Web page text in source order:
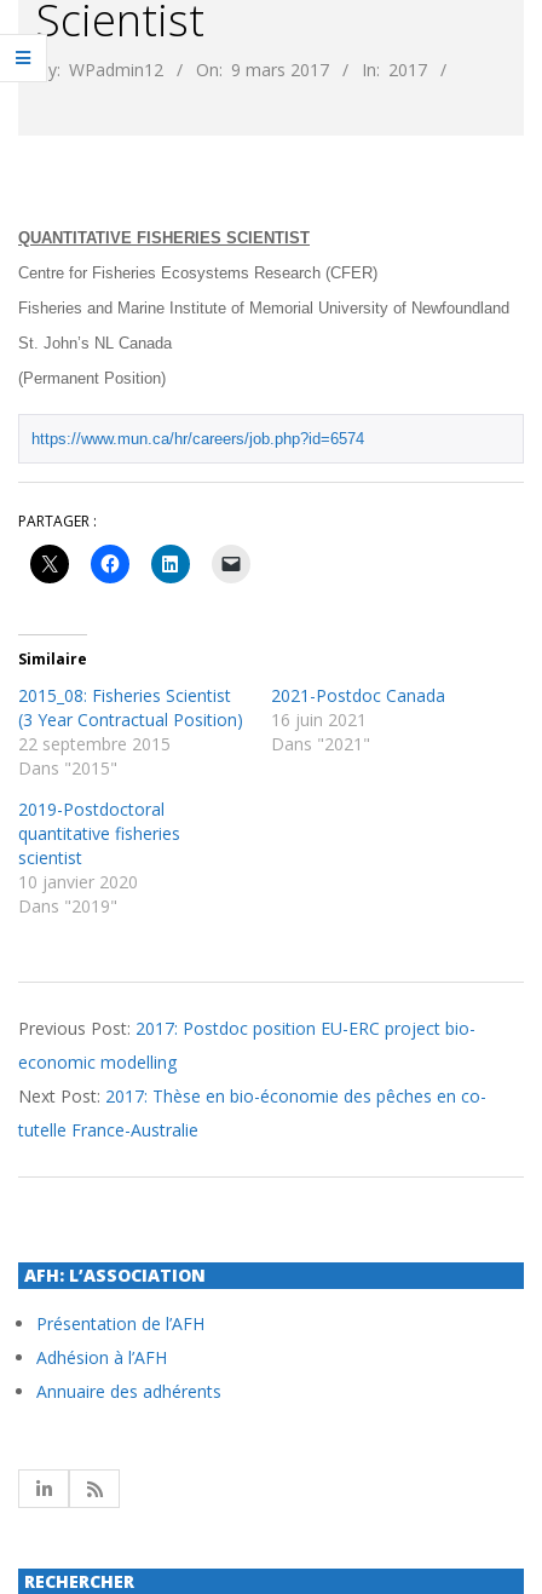
Scientist
By: WPadmin12 On: 9 mars 2017 In: 2017
QUANTITATIVE FISHERIES SCIENTIST
Centre for Fisheries Ecosystems Research (CFER)
Fisheries and Marine Institute of Memorial University of Newfoundland
St. John’s NL Canada
(Permanent Position)
https://www.mun.ca/hr/careers/job.php?id=6574
PARTAGER :
Similaire
2015_08: Fisheries Scientist
(3 Year Contractual Position)
22 septembre 2015
Dans "2015"
2021-Postdoc Canada
16 juin 2021
Dans "2021"
2019-Postdoctoral
quantitative fisheries
scientist
10 janvier 2020
Dans "2019"
03-
09
Previous Post: 2017: Postdoc position EU-ERC project bio-
economic modelling
Next Post: 2017: Thèse en bio-économie des pêches en co-
tutelle France-Australie
AFH: L’ASSOCIATION
Présentation de l’AFH
Adhésion à l’AFH
Annuaire des adhérents
RECHERCHER